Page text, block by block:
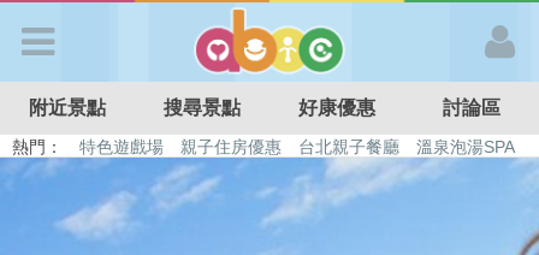
APP登入
首 頁
附近景點 搜尋景點 好康優惠 討論區
熱門： 特色遊戲場 親子住房優惠 台北親子餐廳
溫泉泡湯SPA
溜滑梯民宿
觀光工廠 日本親子景點